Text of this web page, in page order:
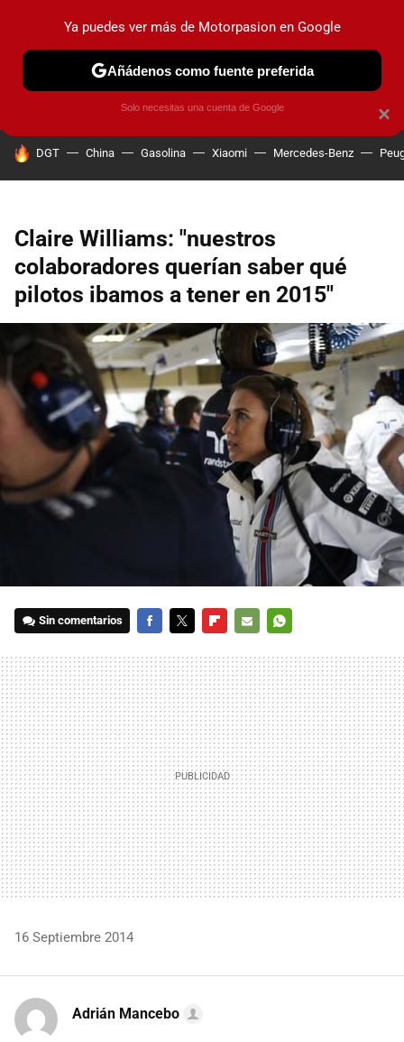
PRUEBAS COCHES ELÉCTRICOS OBSERVATORIO
HOY SE HABLA DE
DGT China Gasolina Xiaomi Mercedes-Benz
Claire Williams: "nuestros
colaboradores querían saber qué
pilotos ibamos a tener en 2015"
Sin comentarios
MAIL
16 Septiembre 2014
Adrián Mancebo
×
Ya puedes ver más de Motorpasion en Google
Añádenos como fuente preferida
Solo necesitas una cuenta de Google